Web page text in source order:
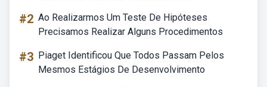
#2 Ao Realizarmos Um Teste De Hipóteses
Precisamos Realizar Alguns Procedimentos
#3 Piaget Identificou Que Todos Passam Pelos
Mesmos Estágios De Desenvolvimento